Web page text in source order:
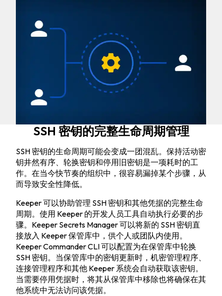
SSH 密钥的完整生命周期管理
SSH 密钥的生命周期可能会变成一团混乱。保持活动密
钥井然有序、轮换密钥和停用旧密钥是一项耗时的工
作。在当今快节奏的组织中，很容易漏掉某个步骤，从
而导致安全性降低。
Keeper 可以协助管理 SSH 密钥和其他凭据的完整生命
周期。使用 Keeper 的开发人员工具自动执行必要的步
骤。Keeper Secrets Manager 可以将新的 SSH 密钥直
接放入 Keeper 保管库中，供个人或团队内使用。
Keeper Commander CLI 可以配置为在保管库中轮换
SSH 密钥。当保管库中的密钥更新时，机密管理程序、
连接管理程序和其他 Keeper 系统会自动获取该密钥。
当需要停用凭据时，将其从保管库中移除也将确保在其
他系统中无法访问该凭据。